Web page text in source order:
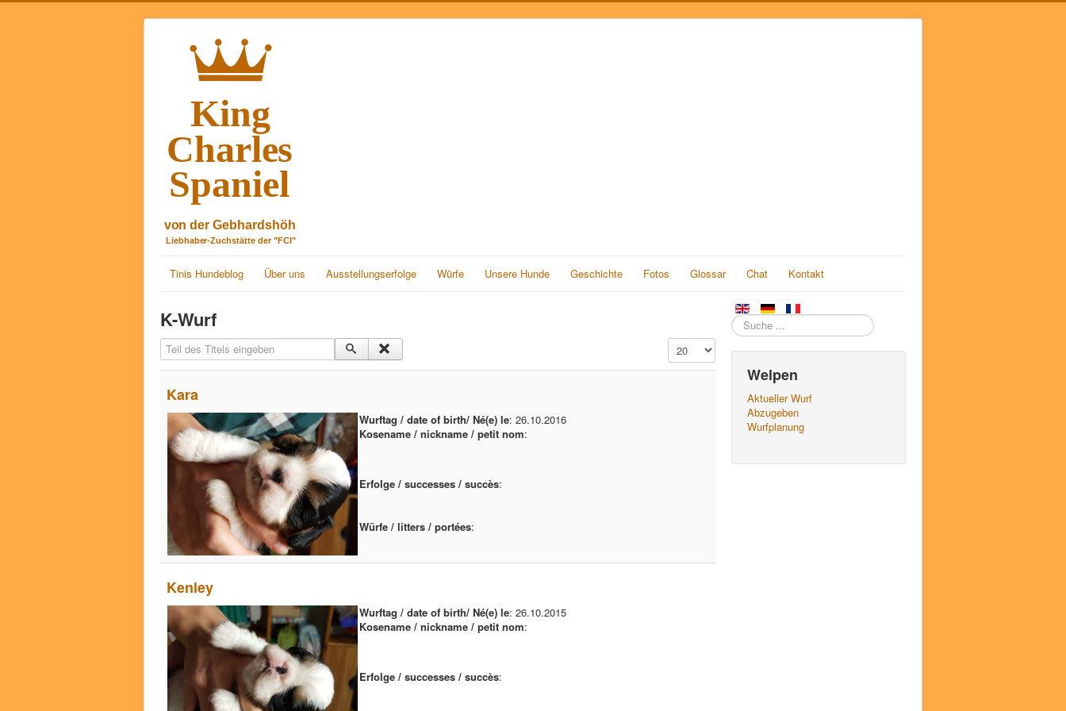
Tinis Hundeblog Über uns Ausstellungserfolge Würfe Unsere Hunde Geschichte Fotos Glossar Chat Kontakt
K-Wurf
Teil des Titels eingeben Anzeige #
Kara
Wurftag / date of birth/ Né(e) le: 26.10.2016
Kosename / nickname / petit nom:
Erfolge / successes / succès:
Würfe / litters / portées:
Kenley
Wurftag / date of birth/ Né(e) le: 26.10.2015
Kosename / nickname / petit nom:
Erfolge / successes / succès:
Suchen
Welpen
Aktueller Wurf
Abzugeben
Wurfplanung